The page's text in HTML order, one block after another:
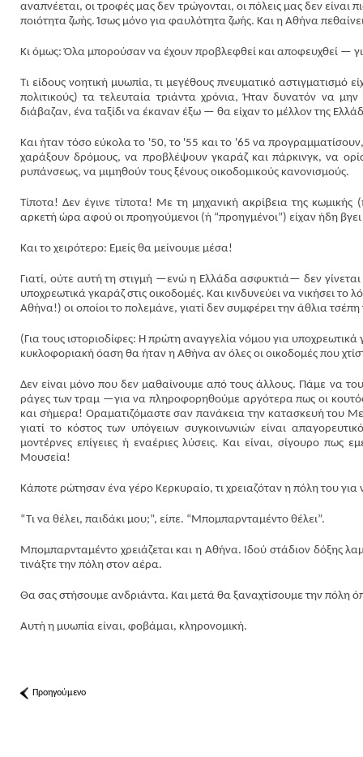
αναπνέεται, οι τροφές μας δεν τρώγονται, οι πόλεις μας δεν
ποιότητα ζωής. Ίσως μόνο για φαυλότητα ζωής. Και η Αθήνα
Κι όμως: Όλα μπορούσαν να έχουν προβλεφθεί και αποφευχθεί —
Τι είδους νοητική μυωπία, τι μεγέθους πνευματικό αστιγματισμό
πολιτικούς) τα τελευταία τριάντα χρόνια, Ήταν δυνατόν να
διάβαζαν, ένα ταξίδι να έκαναν έξω — θα είχαν το μέλλον της
Και ήταν τόσο εύκολα το '50, το '55 και το '65 να
χαράξουν δρόμους, να προβλέψουν γκαράζ και πάρκινγκ, να
ρυπάνσεως, να μιμηθούν τους ξένους οικοδομικούς κανονισμούς.
Τίποτα! Δεν έγινε τίποτα! Με τη μηχανική ακρίβεια της
αρκετή ώρα αφού οι προηγούμενοι (ή “προηγμένοι”) είχαν ήδη
Και το χειρότερο: Εμείς θα μείνουμε μέσα!
Γιατί, ούτε αυτή τη στιγμή —ενώ η Ελλάδα ασφυκτιά— δεν
υποχρεωτικά γκαράζ στις οικοδομές. Και κινδυνεύει να νικήσει
Αθήνα!) οι οποίοι το πολεμάνε, γιατί δεν συμφέρει την άθλια τσέπη
(Για τους ιστοριοδίφες: Η πρώτη αναγγελία νόμου για υποχρεωτικά
κυκλοφοριακή όαση θα ήταν η Αθήνα αν όλες οι οικοδομές που
Δεν είναι μόνο που δεν μαθαίνουμε από τους άλλους. Πάμε να
ράγες των τραμ —για να πληροφορηθούμε αργότερα πως οι
και σήμερα! Οραματιζόμαστε σαν πανάκεια την κατασκευή του
γιατί το κόστος των υπόγειων συγκοινωνιών είναι
μοντέρνες επίγειες ή εναέριες λύσεις. Και είναι, σίγουρο
Μουσεία!
Κάποτε ρώτησαν ένα γέρο Κερκυραίο, τι χρειαζόταν η πόλη του για
“Τι να θέλει, παιδάκι μου;”, είπε. “Μπομπαρνταμέντο θέλει”.
Μπομπαρνταμέντο χρειάζεται και η Αθήνα. Ιδού στάδιον δόξης
τινάξτε την πόλη στον αέρα.
Θα σας στήσουμε ανδριάντα. Και μετά θα ξαναχτίσουμε την πόλη
Αυτή η μυωπία είναι, φοβάμαι, κληρονομική.
Προηγούμενο